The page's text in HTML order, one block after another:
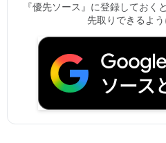
『優先ソース』に登録してお
先取りできるよう